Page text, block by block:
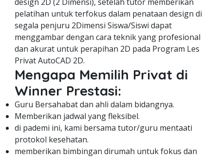
pelatihan untuk terfokus dalam penataan design di
segala penjuru 2Dimensi Siswa/Siswi dapat
menggambar dengan cara teknik yang profesional
dan akurat untuk perapihan 2D pada Program Les
Privat AutoCAD 2D.
Mengapa Memilih Privat di
Winner Prestasi:
Guru Bersahabat dan ahli dalam bidangnya.
Memberikan jadwal yang fleksibel.
di pademi ini, kami bersama tutor/guru mentaati
protokol kesehatan.
memberikan bimbingan dirumah untuk fokus dan